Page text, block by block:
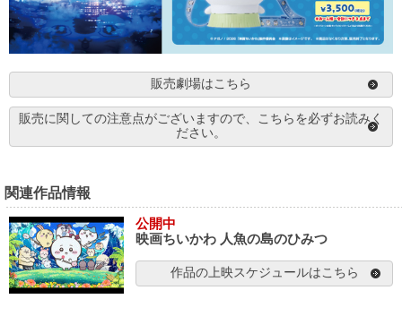
販売劇場はこちら
販売に関しての注意点がございますので、こちらを必ずお読みく
ださい。
関連作品情報
公開中
映画ちいかわ 人魚の島のひみつ
作品の上映スケジュールはこちら